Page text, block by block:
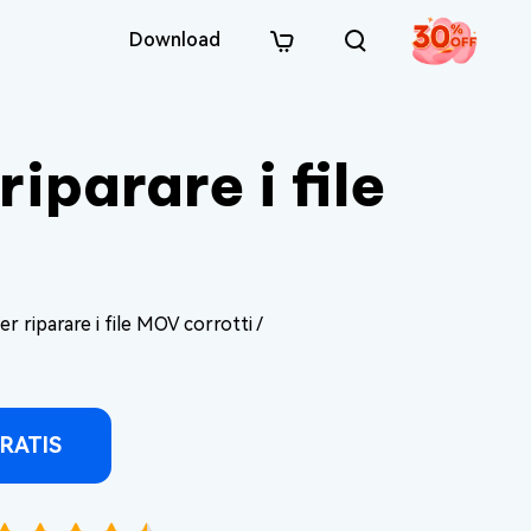
Download
i file
riparare i file MOV corrotti /